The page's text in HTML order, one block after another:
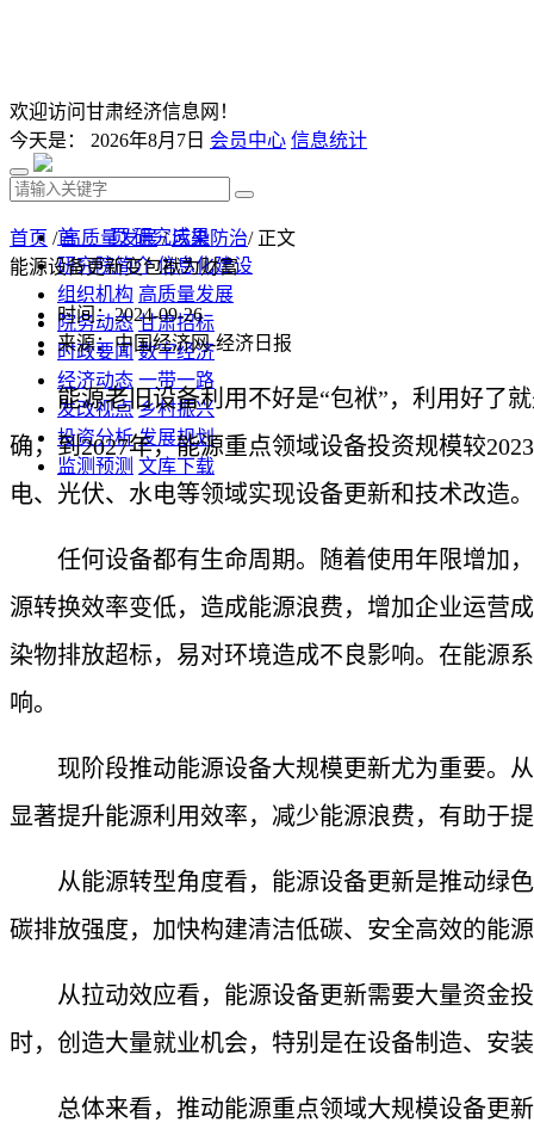
欢迎访问甘肃经济信息网！
今天是： 2026年8月7日 会员中心 信息统计
首 页 研究成果
研究院简介 信息化建设
组织机构 高质量发展
院务动态 甘肃招标
时政要闻 数字经济
经济动态 一带一路
发改视点 乡村振兴
投资分析 发展规划
监测预测 文库下载
首页 /高质量发展/污染防治/ 正文
能源设备更新变包袱为财富
时间：2024-09-26
来源：中国经济网-经济日报
能源老旧设备利用不好是“包袱”，利用好了就
确，到2027年，能源重点领域设备投资规模较
电、光伏、水电等领域实现设备更新和技术改造
任何设备都有生命周期。随着使用年限增加，
源转换效率变低，造成能源浪费，增加企业运营
染物排放超标，易对环境造成不良影响。在能源
响。
现阶段推动能源设备大规模更新尤为重要。从
显著提升能源利用效率，减少能源浪费，有助于
从能源转型角度看，能源设备更新是推动绿色
碳排放强度，加快构建清洁低碳、安全高效的能
从拉动效应看，能源设备更新需要大量资金投
时，创造大量就业机会，特别是在设备制造、安
总体来看，推动能源重点领域大规模设备更新